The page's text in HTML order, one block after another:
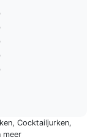
, Cocktailjurken,